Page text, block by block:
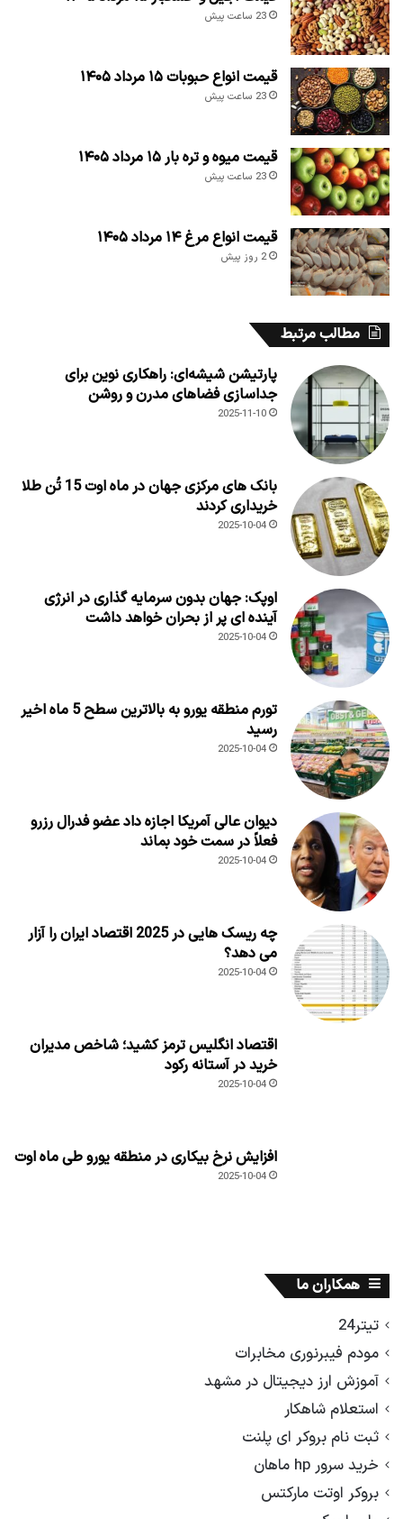
23 ساعت پیش
قیمت انواع حبوبات ۱۵ مرداد ۱۴۰۵
23 ساعت پیش
قیمت میوه و تره بار ۱۵ مرداد ۱۴۰۵
23 ساعت پیش
قیمت انواع مرغ ۱۴ مرداد ۱۴۰۵
2 روز پیش
مطالب مرتبط
پارتیشن شیشه‌ای: راهکاری نوین برای
جداسازی فضاهای مدرن و روشن
2025-11-10
بانک های مرکزی جهان در ماه اوت 15 تُن طلا
خریداری کردند
2025-10-04
اوپک: جهان بدون سرمایه گذاری در انرژی
آینده ای پر از بحران خواهد داشت
2025-10-04
تورم منطقه یورو به بالاترین سطح 5 ماه اخیر
رسید
2025-10-04
دیوان عالی آمریکا اجازه داد عضو فدرال رزرو
فعلاً در سمت خود بماند
2025-10-04
چه ریسک هایی در 2025 اقتصاد ایران را آزار
می دهد؟
2025-10-04
اقتصاد انگلیس ترمز کشید؛ شاخص مدیران
خرید در آستانه رکود
2025-10-04
افزایش نرخ بیکاری در منطقه یورو طی ماه اوت
2025-10-04
همکاران ما
تیتر24
مودم فیبرنوری مخابرات
آموزش ارز دیجیتال در مشهد
استعلام شاهکار
ثبت نام بروکر ای پلنت
خرید سرور hp ماهان
بروکر اوتت مارکتس